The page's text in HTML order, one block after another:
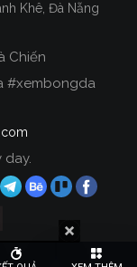
Đá
bóng đá trực
được nhiều
phải kể đến
tuổi trên thị
từ rất lâu cho
Khê, Đà Nẵng
Chiến
#xembongda
day.
reserved.